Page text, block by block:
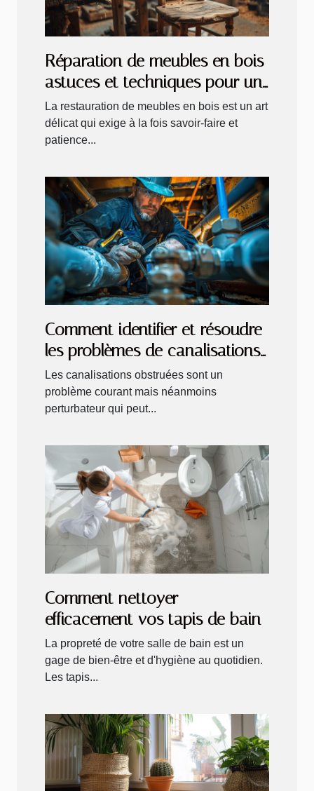
Réparation de meubles en bois
astuces et techniques pour un
résultat durable
La restauration de meubles en bois est un art
délicat qui exige à la fois savoir-faire et
patience...
Comment identifier et résoudre
les problèmes de canalisations
obstruées
Les canalisations obstruées sont un
problème courant mais néanmoins
perturbateur qui peut...
Comment nettoyer
efficacement vos tapis de bain
La propreté de votre salle de bain est un
gage de bien-être et d'hygiène au quotidien.
Les tapis...